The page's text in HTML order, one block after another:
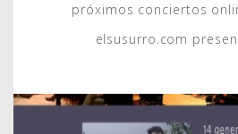
próximos conciertos
elsusurro.com